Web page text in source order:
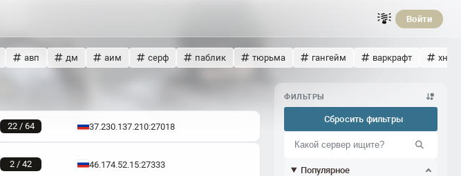
Войти
авп дм аим серф паблик тюрьма гангейм варкрафт хнс
22 / 64 37.230.137.210:27018
2 / 42 46.174.52.15:27333
ФИЛЬТРЫ
Сбросить фильтры
Популярное